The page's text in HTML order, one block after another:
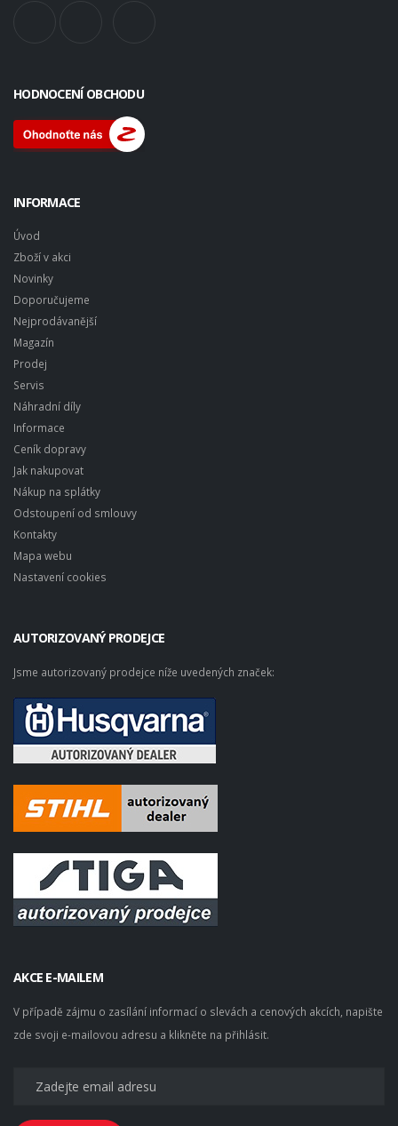
HODNOCENÍ OBCHODU
INFORMACE
Úvod
Zboží v akci
Novinky
Doporučujeme
Nejprodávanější
Magazín
Prodej
Servis
Náhradní díly
Informace
Ceník dopravy
Jak nakupovat
Nákup na splátky
Odstoupení od smlouvy
Kontakty
Mapa webu
Nastavení cookies
AUTORIZOVANÝ PRODEJCE
Jsme autorizovaný prodejce níže uvedených značek:
AKCE E-MAILEM
V případě zájmu o zasílání informací o slevách a cenových akcích, napište
zde svoji e-mailovou adresu a klikněte na přihlásit.